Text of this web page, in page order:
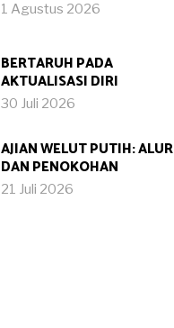
1 Agustus 2026
BERTARUH PADA
AKTUALISASI DIRI
30 Juli 2026
AJIAN WELUT PUTIH: ALUR
DAN PENOKOHAN
21 Juli 2026